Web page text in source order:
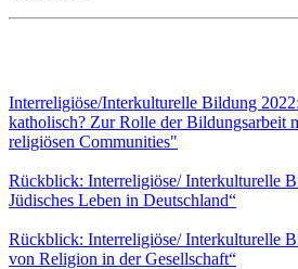
Interreligiöse/Interkulturelle Bildung
katholisch? Zur Rolle der Bildungsarbeit
religiösen Communities"
Rückblick: Interreligiöse/ Interkulturelle
Jüdisches Leben in Deutschland“
Rückblick: Interreligiöse/ Interkulturelle
von Religion in der Gesellschaft“